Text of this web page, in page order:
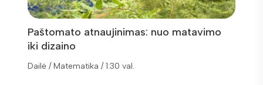
Paštomato atnaujinimas: nuo matavimo
iki dizaino
Dailė / Matematika / 1:30 val.